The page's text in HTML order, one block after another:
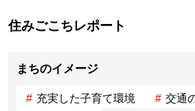
住みごこちレポート
まちのイメージ
充実した子育て環境
交通